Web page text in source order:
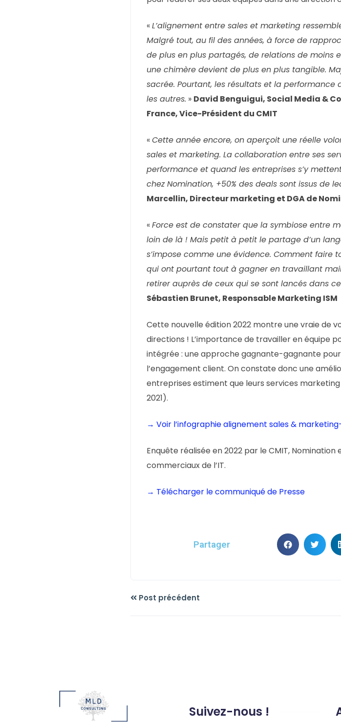
«L’alignement entre sales et marketing
Malgré tout, au fil des années, à force de
de plus en plus partagés, de relations de moins
une chimère devient de plus en plus tangible.
sacrée. Pourtant, les résultats et la
les autres. » David Benguigui, Social Media &
France, Vice-Président du CMIT
«Cette année encore, on aperçoit une réelle
sales et marketing. La collaboration entre ses
performance et quand les entreprises s’y
chez Nomination, +50% des deals sont issus de
Marcellin, Directeur marketing et DGA de
«Force est de constater que la symbiose entre
loin de là ! Mais petit à petit le partage d’un
s’impose comme une évidence. Comment faire
qui ont pourtant tout à gagner en travaillant
retirer auprès de ceux qui se sont lancés dans
Sébastien Brunet, Responsable Marketing ISM
Cette nouvelle édition 2022 montre une vraie de
directions ! L’importance de travailler en équipe
intégrée : une approche gagnante-gagnante
l’engagement client. On constate donc une
entreprises estiment que leurs services
2021).
→ Voir l’infographie alignement sales &
Enquête réalisée en 2022 par le CMIT,
commerciaux de l’IT.
→ Télécharger le communiqué de Presse
Partager
Post précédent
Suivez-nous !